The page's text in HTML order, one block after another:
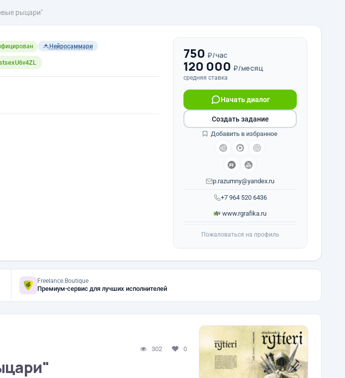
рыцари"
Нейросаммари 750 ₽/час
120 000 ₽/месяц
средняя ставка
+7 964 520 6436
Начать диалог
p.razumny@yandex.ru
www.rgrafika.ru
Создать задание
Добавить в избранное
Пожаловаться на профиль
Freelance.Boutique
Премиум-сервис для лучших исполнителей
302 0